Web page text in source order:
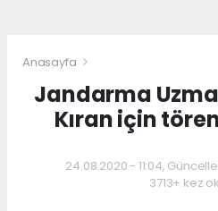
Anasayfa
Jandarma
Kıran için
24.08.2020 - 11:04,
3713+ kez